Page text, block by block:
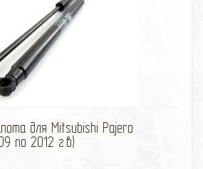
повреждений
всех наших изделий - полгода.
что возможна доработка
при самостоятельной
так как выпускалось
и комплектаций данной модели
для Mitsubishi Pajero
по 2012 г.в)